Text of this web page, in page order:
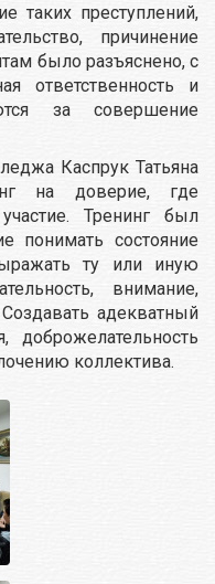
таких преступлений,
причинение
было разъяснено, с
ответственность и
за совершение
Каспрук Татьяна
на доверие, где
Тренинг был
понимать состояние
ту или иную
внимание,
адекватный
коллектива.